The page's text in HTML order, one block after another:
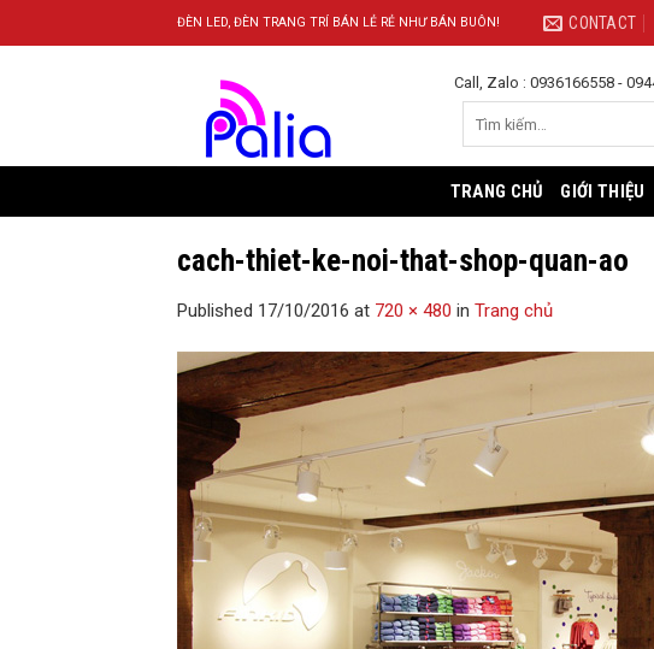
to
ĐÈN LED, ĐÈN TRANG TRÍ BÁN LẺ RẺ NHƯ BÁN BUÔN! CONTACT
Call, Zalo : 0936166558 -
TRANG CHỦ GIỚI THIỆU
cach-thiet-ke-noi-that-shop-quan-ao
Published 17/10/2016 at 720 × 480 in Trang chủ